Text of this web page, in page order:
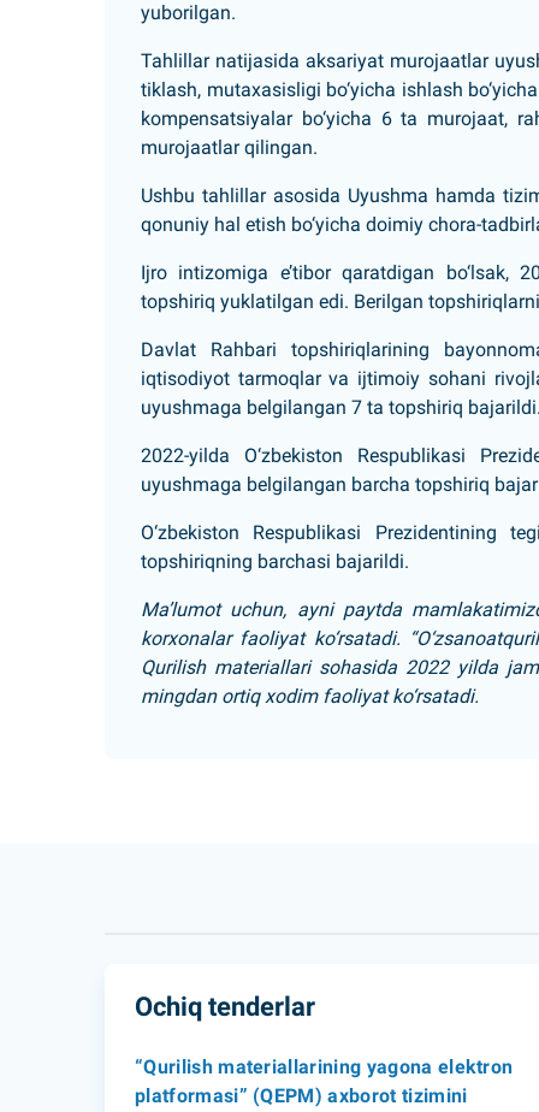
yuborilgan.
Tahlillar natijasida aksariyat murojaatlar
tiklash, mutaxasisligi bo‘yicha ishlash
kompensatsiyalar bo‘yicha 6 ta murojaat,
murojaatlar qilingan.
Ushbu tahlillar asosida Uyushma hamda
qonuniy hal etish bo‘yicha doimiy chora-
Ijro intizomiga e’tibor qaratdigan bo‘lsak,
topshiriq yuklatilgan edi. Berilgan
Davlat Rahbari topshiriqlarining
iqtisodiyot tarmoqlar va ijtimoiy sohani
uyushmaga belgilangan 7 ta topshiriq
2022-yilda O‘zbekiston Respublikasi
uyushmaga belgilangan barcha topshiriq
O‘zbekiston Respublikasi Prezidentining
topshiriqning barchasi bajarildi.
Ma’lumot uchun, ayni paytda
korxonalar faoliyat ko‘rsatadi.
Qurilish materiallari sohasida 2022 yilda
mingdan ortiq xodim faoliyat ko‘rsatadi.
Ochiq tenderlar
“Qurilish materiallarining yagona elektron
platformasi” (QEPM) axborot tizimini